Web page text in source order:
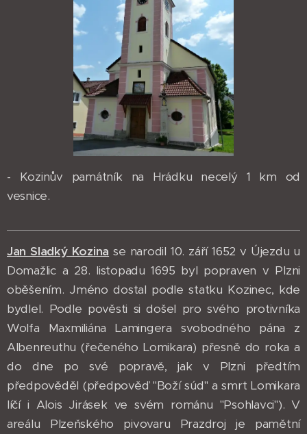
- Kozinův památník na Hrádku necelý 1 km od
vesnice.
Jan Sladký Kozina se narodil 10. září 1652 v Újezdu u
Domažlic a 28. listopadu 1695 byl popraven v Plzni
oběšením. Jméno dostal podle statku Kozinec, kde
bydlel. Podle pověsti si došel pro svého protivníka
Wolfa Maxmiliána Lamingera svobodného pána z
Albenreuthu (řečeného Lomikara) přesně do roka a
do dne po své popravě, jak v Plzni předtím
předpověděl (předpověď "Boží súd" a smrt Lomikara
líčí i Alois Jirásek ve svém románu "Psohlavci"). V
areálu Plzeňského pivovaru Prazdroj je pamětní